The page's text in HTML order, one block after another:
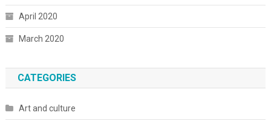
April 2020
March 2020
CATEGORIES
Art and culture